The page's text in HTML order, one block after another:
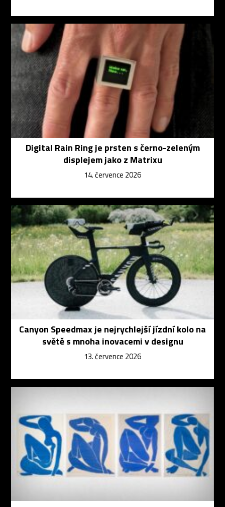
Digital Rain Ring je prsten s černo-zeleným
displejem jako z Matrixu
14. července 2026
Canyon Speedmax je nejrychlejší jízdní kolo na
světě s mnoha inovacemi v designu
13. července 2026